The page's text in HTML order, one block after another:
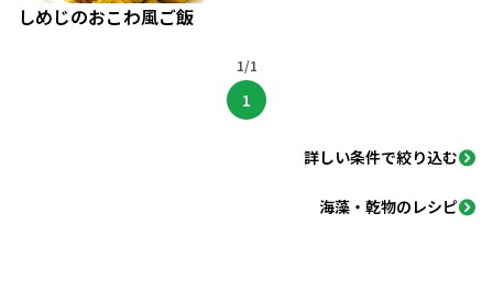
しめじのおこわ風ご飯
1/1
1
詳しい条件で絞り込む
海藻・乾物のレシピ